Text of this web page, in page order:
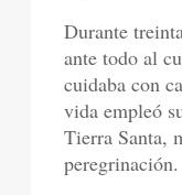
Durante
ante todo al
cuidaba con
vida empleó
Tierra Santa,
peregrinación.